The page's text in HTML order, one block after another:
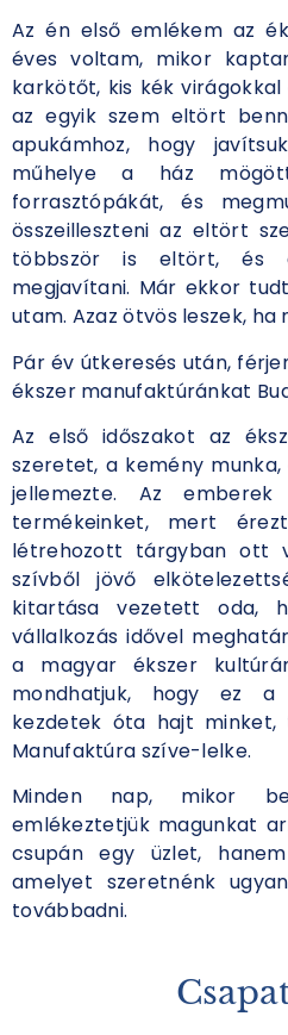
Az én első emlékem az
éves voltam, mikor
karkötőt, kis kék
az egyik szem eltört
apukámhoz, hogy
műhelye a ház
forrasztópákát, és
összeilleszteni az eltört
többször is eltört, és
megjavítani. Már ekkor
utam. Azaz ötvös leszek, ha
Pár év útkeresés után,
ékszer manufaktúránkat
Az első időszakot az
szeretet, a kemény
jellemezte. Az emberek
termékeinket, mert
létrehozott tárgyban ott
szívből jövő
kitartása vezetett oda,
vállalkozás idővel
a magyar ékszer
mondhatjuk, hogy ez a
kezdetek óta hajt
Manufaktúra szíve-lelke.
Minden nap, mikor
emlékeztetjük magunkat
csupán egy üzlet,
amelyet szeretnénk
továbbadni.